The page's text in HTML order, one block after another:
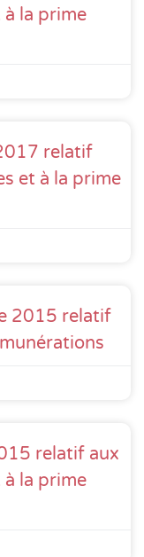
la prime
relatif
et à la prime
2015 relatif
relatif aux
la prime